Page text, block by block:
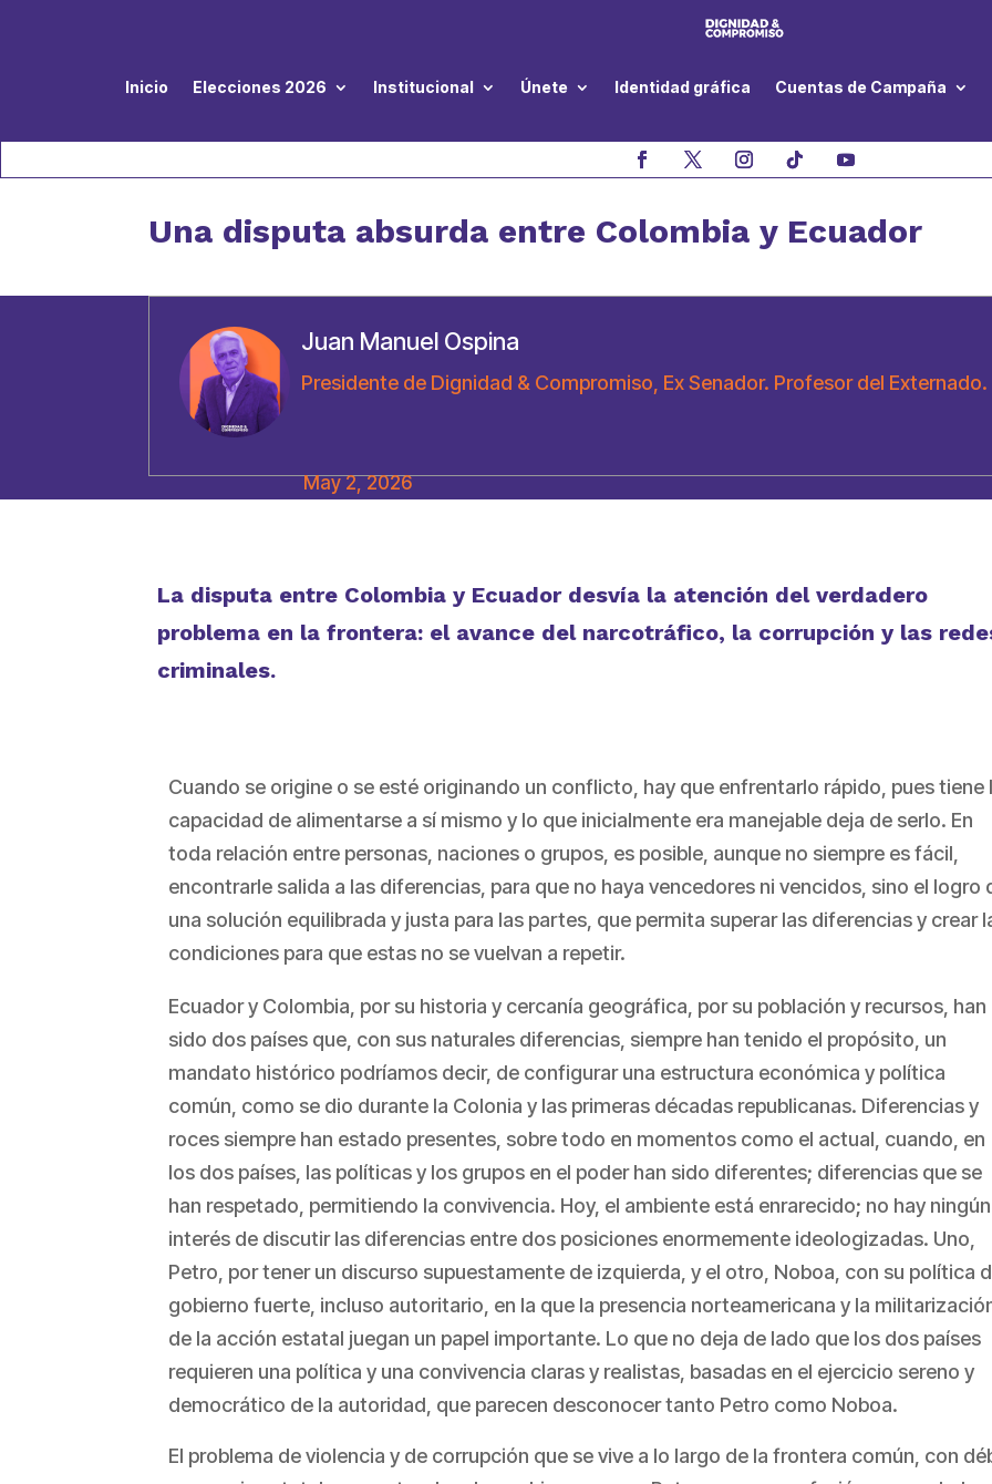
Inicio Elecciones 2026 Institucional Únete Identidad gráfica Cuentas de Campaña
Una disputa absurda entre Colombia y Ecuador
Juan Manuel Ospina
Presidente de Dignidad & Compromiso, Ex Senador. Profesor del Externado.
May 2, 2026
La disputa entre Colombia y Ecuador desvía la atención del verdadero
problema en la frontera: el avance del narcotráfico, la corrupción y las
criminales.
Cuando se origine o se esté originando un conflicto, hay que enfrentarlo rápido, pues tiene
capacidad de alimentarse a sí mismo y lo que inicialmente era manejable deja de serlo. En
toda relación entre personas, naciones o grupos, es posible, aunque no siempre es fácil,
encontrarle salida a las diferencias, para que no haya vencedores ni vencidos, sino el logro
una solución equilibrada y justa para las partes, que permita superar las diferencias y crear
condiciones para que estas no se vuelvan a repetir.
Ecuador y Colombia, por su historia y cercanía geográfica, por su población y recursos, han
sido dos países que, con sus naturales diferencias, siempre han tenido el propósito, un
mandato histórico podríamos decir, de configurar una estructura económica y política
común, como se dio durante la Colonia y las primeras décadas republicanas. Diferencias y
roces siempre han estado presentes, sobre todo en momentos como el actual, cuando, en
los dos países, las políticas y los grupos en el poder han sido diferentes; diferencias que se
han respetado, permitiendo la convivencia. Hoy, el ambiente está enrarecido; no hay ningún
interés de discutir las diferencias entre dos posiciones enormemente ideologizadas. Uno,
Petro, por tener un discurso supuestamente de izquierda, y el otro, Noboa, con su política
gobierno fuerte, incluso autoritario, en la que la presencia norteamericana y la
de la acción estatal juegan un papel importante. Lo que no deja de lado que los dos países
requieren una política y una convivencia claras y realistas, basadas en el ejercicio sereno y
democrático de la autoridad, que parecen desconocer tanto Petro como Noboa.
El problema de violencia y de corrupción que se vive a lo largo de la frontera común, con